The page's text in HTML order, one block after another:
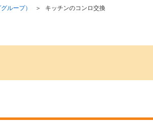
ループ） キッチンのコンロ交換